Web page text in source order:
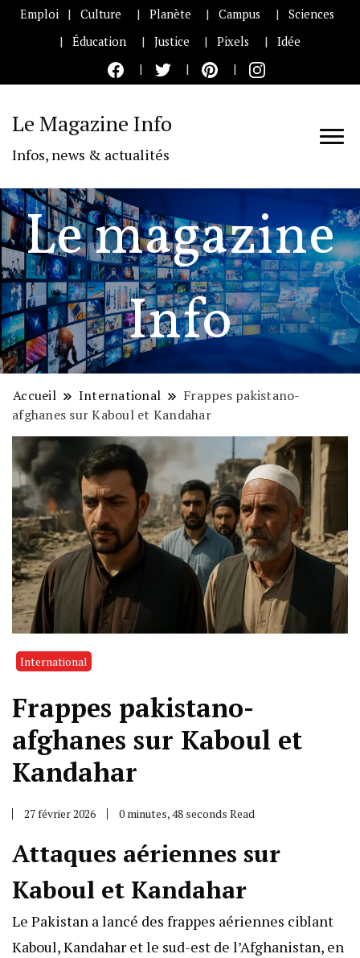
Emploi Culture Planète Campus
Sciences
Éducation
Justice Pixels Idée
Le Magazine Info
Infos, news & actualités
Le magazine
Info
Accueil International
Frappes pakistano-
afghanes sur Kaboul et Kandahar
International
Frappes pakistano-
afghanes sur Kaboul et
Kandahar
27 février 2026 0 minutes, 48 seconds Read
Attaques aériennes sur
Kaboul et Kandahar
Le Pakistan a lancé des frappes aériennes ciblant
Kaboul, Kandahar et le sud-est de l’Afghanistan, en